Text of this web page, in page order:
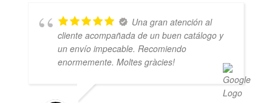
Una gran atención al
cliente acompañada de un buen catálogo y
un envío impecable. Recomiendo
enormemente. Moltes gràcies!